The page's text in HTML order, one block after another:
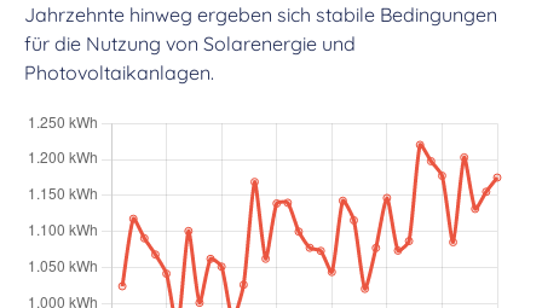
Jahrzehnte hinweg ergeben sich stabile Bedingungen
für die Nutzung von Solarenergie und
Photovoltaikanlagen.